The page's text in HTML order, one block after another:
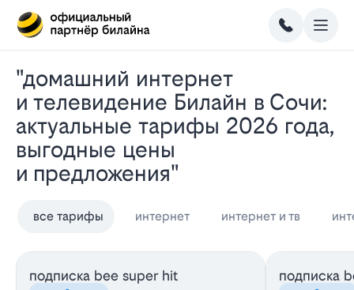
"Домашний интернет
и телевидение Билайн в Сочи:
актуальные тарифы 2026 года,
выгодные цены
и предложения"
все тарифы интернет интернет и тв
подписка bee super hit подписка